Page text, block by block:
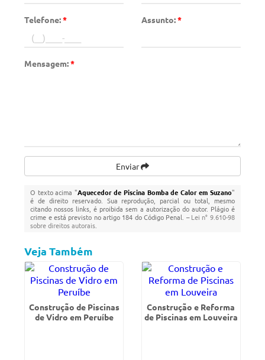
Telefone:* Assunto:*
Mensagem:*
Enviar
O texto acima "Aquecedor de Piscina Bomba de Calor em Suzano"
é de direito reservado. Sua reprodução, parcial ou total, mesmo
citando nossos links, é proibida sem a autorização do autor. Plágio é
crime e está previsto no artigo 184 do Código Penal. –Lei n° 9.610-98
sobre direitos autorais
Veja Também
Construção de Piscinas
de Vidro em Peruíbe
Construção e Reforma
de Piscinas em Louveira